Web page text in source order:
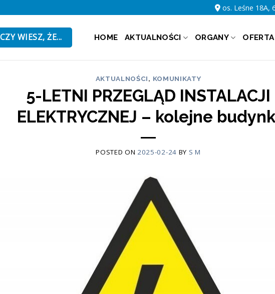
os. Leśne 18A,
CZY WIESZ, ŻE... HOME AKTUALNOŚCI ORGANY OFERTA
AKTUALNOŚCI, KOMUNIKATY
5-LETNI PRZEGLĄD INSTALACJI
ELEKTRYCZNEJ – kolejne
POSTED ON2025-02-24 BY S M